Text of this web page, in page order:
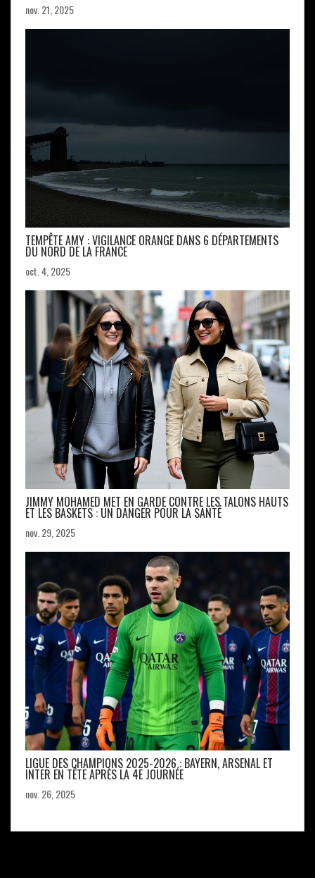
nov. 21, 2025
TEMPÊTE AMY : VIGILANCE ORANGE DANS 6 DÉPARTEMENTS
DU NORD DE LA FRANCE
oct. 4, 2025
JIMMY MOHAMED MET EN GARDE CONTRE LES TALONS HAUTS
ET LES BASKETS : UN DANGER POUR LA SANTÉ
nov. 29, 2025
LIGUE DES CHAMPIONS 2025-2026 : BAYERN, ARSENAL ET
INTER EN TÊTE APRÈS LA 4E JOURNÉE
nov. 26, 2025